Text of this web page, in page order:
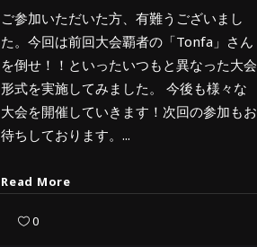
ご参加いただいた方、有難うございまし
た。今回は前回大会覇者の「Tonfa」さん
を倒せ！！といったいつもと異なった大会
形式を実施してみました。 今後も様々な
大会を開催していきます！次回の参加もお
待ちしております。
Read More
0